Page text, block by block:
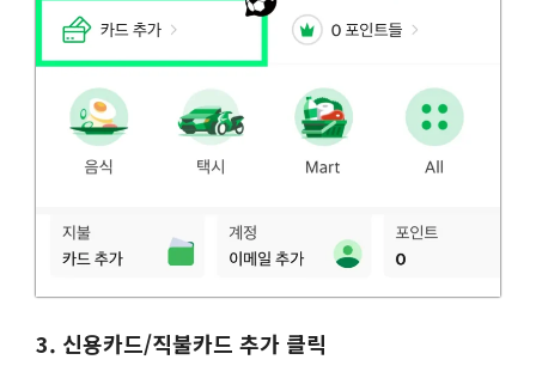
3. 신용카드/직불카드 추가 클릭